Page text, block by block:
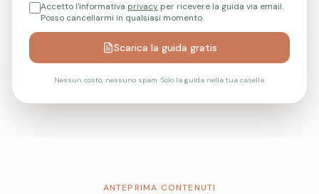
Accetto l'informativa privacy per ricevere la guida via email.
Posso cancellarmi in qualsiasi momento.
Scarica la guida gratis
Nessun costo, nessuno spam. Solo la guida nella tua casella.
ANTEPRIMA CONTENUTI